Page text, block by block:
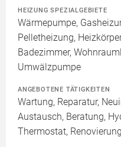
HEIZUNG SPEZIALGEBIETE
Wärmepumpe,
Pelletheizung,
Badezimmer,
Umwälzpumpe
ANGEBOTENE TÄTIGKEITEN
Wartung, Reparatur,
Austausch, Beratung,
Thermostat,